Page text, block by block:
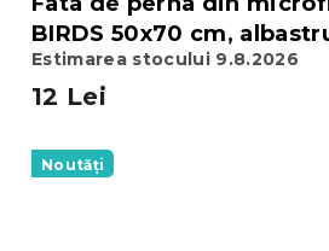
BIRDS 50x70 cm,
Estimarea stocului 9.8.2026
12 Lei
Noutăți